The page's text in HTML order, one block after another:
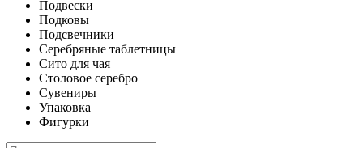
Подвески
Подковы
Подсвечники
Серебряные таблетницы
Сито для чая
Столовое серебро
Сувениры
Упаковка
Фигурки